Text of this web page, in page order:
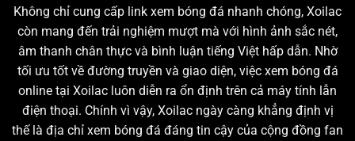
Không chỉ cung cấp link xem bóng đá nhanh chóng, Xoilac
còn mang đến trải nghiệm mượt mà với hình ảnh sắc nét,
âm thanh chân thực và bình luận tiếng Việt hấp dẫn. Nhờ
tối ưu tốt về đường truyền và giao diện, việc xem bóng đá
online tại Xoilac luôn diễn ra ổn định trên cả máy tính lẫn
điện thoại. Chính vì vậy, Xoilac ngày càng khẳng định vị
thế là địa chỉ xem bóng đá đáng tin cậy của cộng đồng fan